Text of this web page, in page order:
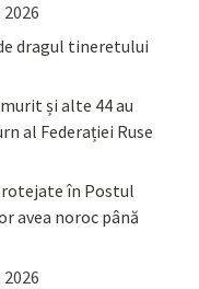
2026
dragul tineretului
și alte 44 au
al Federației Ruse
în Postul
avea noroc până
2026